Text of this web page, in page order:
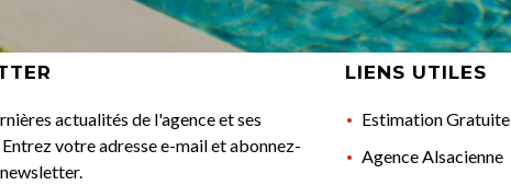
LIENS UTILES
Estimation Gratuite
Agence Alsacienne
actualités de l'agence et ses
votre adresse e-mail et abonnez-